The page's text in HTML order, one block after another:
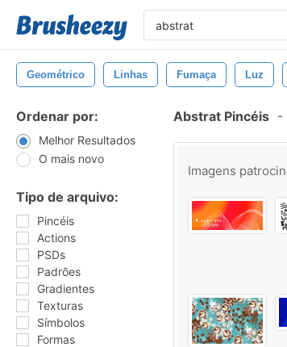
Geométrico Linhas Fumaça Luz
Ordenar por:
Melhor Resultados
O mais novo
Tipo de arquivo:
Pincéis
Actions
PSDs
Padrões
Gradientes
Texturas
Símbolos
Formas
Abstrat Pincéis -
Imagens